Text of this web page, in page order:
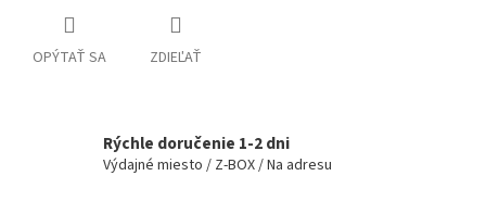
OPÝTAŤ SA ZDIEĽAŤ
Rýchle doručenie 1-2 dni
Výdajné miesto / Z-BOX / Na adresu